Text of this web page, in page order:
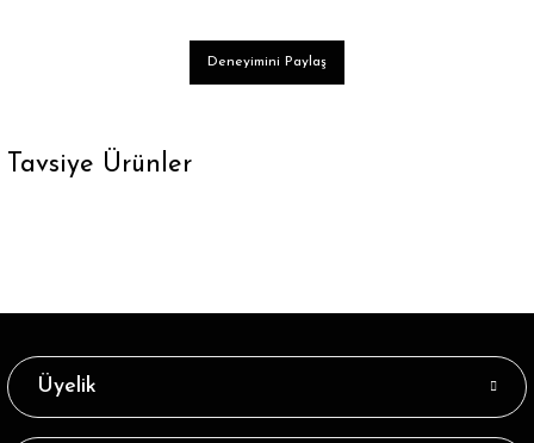
Deneyimini Paylaş
Tavsiye Ürünler
Tükendi
Bambu Mavi Kısa Soket Çorap Brogetti
Üyelik